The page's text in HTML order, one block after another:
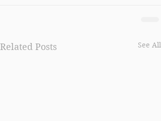
Related Posts See All